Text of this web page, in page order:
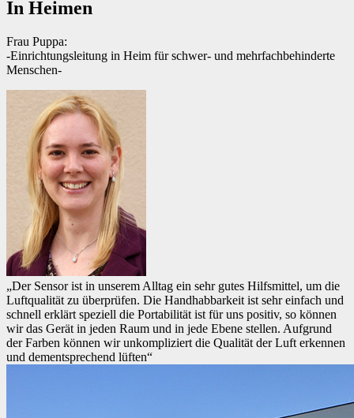
In Heimen
Frau Puppa:
-Einrichtungsleitung in Heim für schwer- und mehrfachbehinderte
Menschen-
„Der Sensor ist in unserem Alltag ein sehr gutes Hilfsmittel, um die
Luftqualität zu überprüfen. Die Handhabbarkeit ist sehr einfach und
schnell erklärt speziell die Portabilität ist für uns positiv, so können
wir das Gerät in jeden Raum und in jede Ebene stellen. Aufgrund
der Farben können wir unkompliziert die Qualität der Luft erkennen
und dementsprechend lüften“